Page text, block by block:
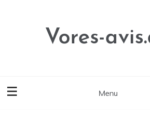
Vores-
Menu